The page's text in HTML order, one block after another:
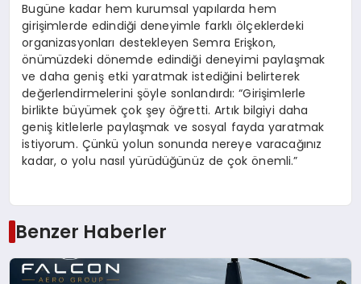
Bugüne kadar hem kurumsal yapılarda hem
girişimlerde edindiği deneyimle farklı ölçeklerdeki
organizasyonları destekleyen Semra Erişkon,
önümüzdeki dönemde edindiği deneyimi paylaşmak
ve daha geniş etki yaratmak istediğini belirterek
değerlendirmelerini şöyle sonlandırdı: “Girişimlerle
birlikte büyümek çok şey öğretti. Artık bilgiyi daha
geniş kitlelerle paylaşmak ve sosyal fayda yaratmak
istiyorum. Çünkü yolun sonunda nereye varacağınız
kadar, o yolu nasıl yürüdüğünüz de çok önemli.”
Benzer Haberler